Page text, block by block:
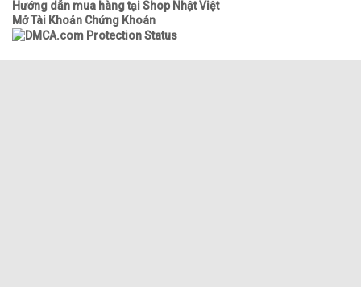
Hướng dẫn mua hàng tại Shop Nhật Việt
Mở Tài Khoản Chứng Khoán